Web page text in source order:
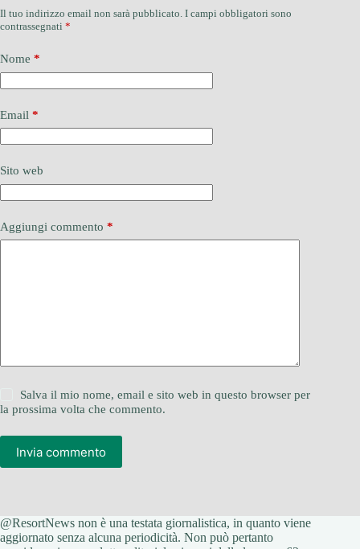
Il tuo indirizzo email non sarà pubblicato. I campi obbligatori sono
contrassegnati *
Nome *
Email *
Sito web
Aggiungi commento *
Salva il mio nome, email e sito web in questo browser per
la prossima volta che commento.
Invia commento
@ResortNews non è una testata giornalistica, in quanto viene
aggiornato senza alcuna periodicità. Non può pertanto